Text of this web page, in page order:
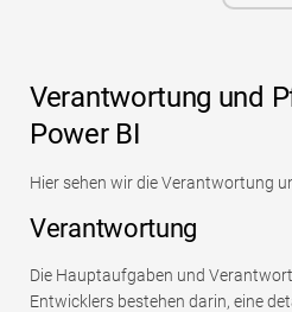
Verantwortung und
Power BI
Hier sehen wir die Verantwortung
Verantwortung
Die Hauptaufgaben und
Entwicklers bestehen darin, eine